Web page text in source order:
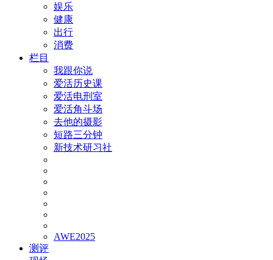
娱乐
健康
出行
消费
栏目
我跟你说
爱活历史课
爱活电刑室
爱活角斗场
去他的摄影
短路三分钟
新技术研习社
AWE2025
测评